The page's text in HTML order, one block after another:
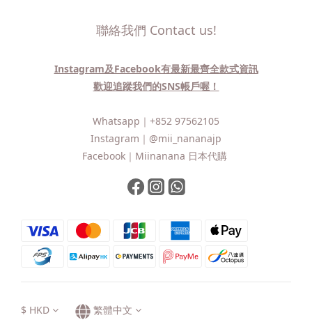
聯絡我們 Contact us!
Instagram及Facebook有最新最齊全款式資訊
歡迎追蹤我們的SNS帳戶喔！
Whatsapp｜ +852 97562105
Instagram｜ @mii_nananajp
Facebook｜ Miinanana 日本代購
$ HKD 繁體中文